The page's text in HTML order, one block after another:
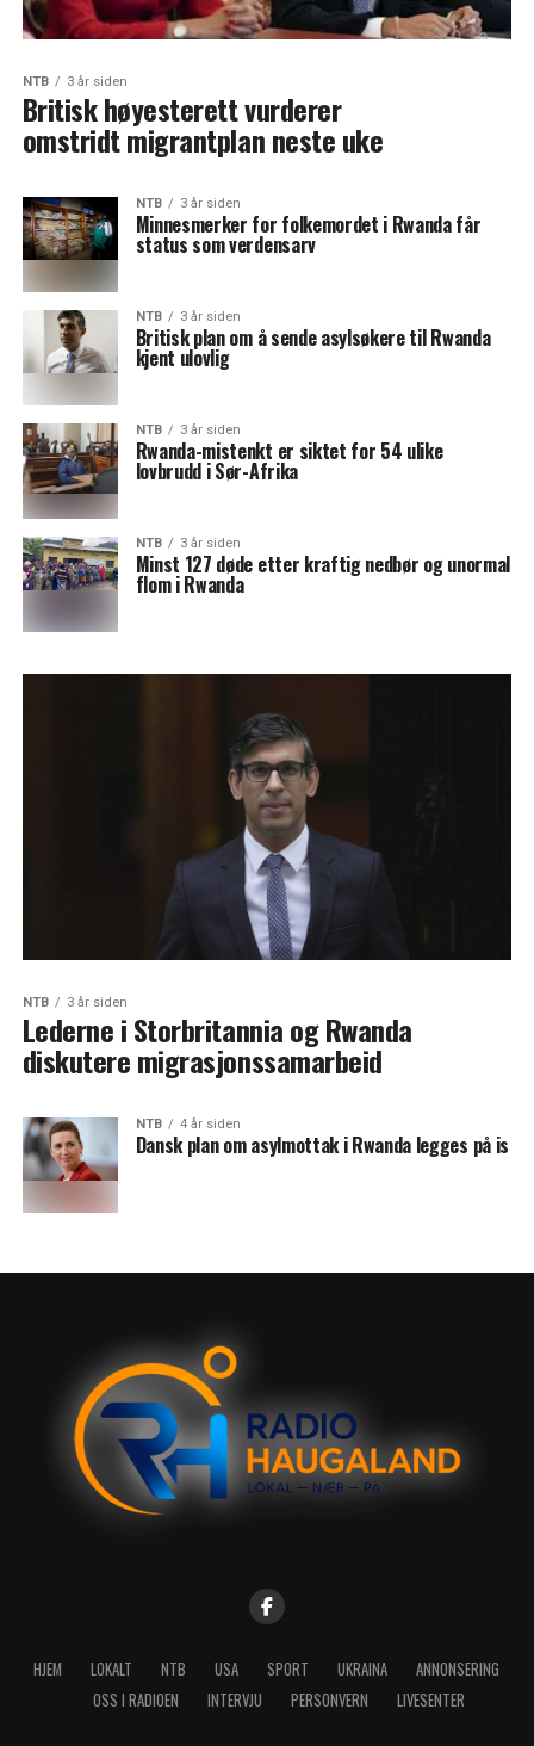
NTB 3 år siden
Britisk høyesterett vurderer
omstridt migrantplan neste uke
NTB 3 år siden
Minnesmerker for folkemordet i Rwanda får
status som verdensarv
NTB 3 år siden
Britisk plan om å sende asylsøkere til Rwanda
kjent ulovlig
NTB 3 år siden
Rwanda-mistenkt er siktet for 54 ulike
lovbrudd i Sør-Afrika
NTB 3 år siden
Minst 127 døde etter kraftig nedbør og unormal
flom i Rwanda
NTB 3 år siden
Lederne i Storbritannia og Rwanda
diskutere migrasjonssamarbeid
NTB 4 år siden
Dansk plan om asylmottak i Rwanda legges på is
HJEM LOKALT NTB USA SPORT UKRAINA
ANNONSERING
OSS I RADIOEN
INTERVJU PERSONVERN LIVESENTER